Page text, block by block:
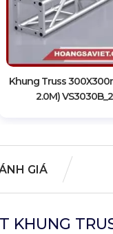
Khung Truss
2.0M)
GIÁ
KHUNG